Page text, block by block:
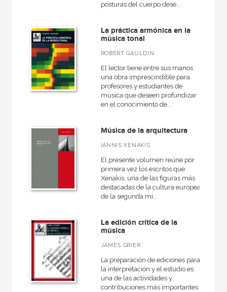
posturas del cuerpo dese...
La práctica armónica en la
música tonal
ROBERT GAULDIN
El lector tiene entre sus manos
una obra imprescindible para
profesores y estudiantes de
música que deseen profundizar
en el conocimiento de...
Música de la arquitectura
IANNIS XENAKIS
El presente volumen reúne por
primera vez los escritos que
Xenakis, una de las figuras más
destacadas de la cultura europea
de la segunda mi...
La edición crítica de la
música
JAMES GRIER
La preparación de ediciones para
la interpretación y el estudio es
una de las actividades y
contribuciones más importantes